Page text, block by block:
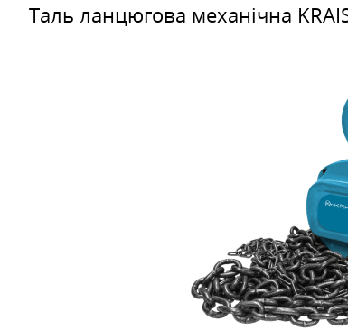
Таль ланцюгова механічна